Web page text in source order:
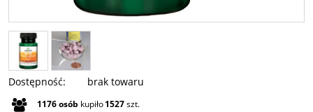
Dostępność: brak towaru
1176osób kupiło1527szt.